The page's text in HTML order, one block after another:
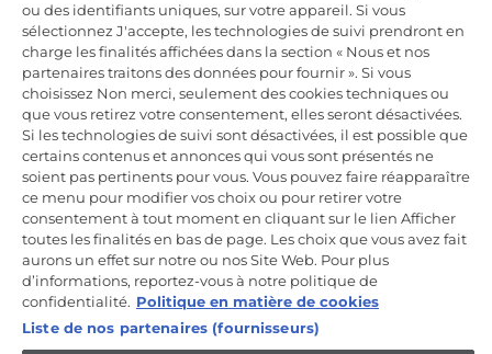
CANDY HOOVER GROUP S.r.I. - Associé unique - SIÈGE SOCIAL :
Via Comolli, 57 - 20861 Brugherio (MB) - Italie - SIÈGES
ADMINISTRATIFS : Via Privata Eden Fumagalli snc - 20861
Brugherio (MB) et Via Trento n. 20/A-22 - 20871 Vimercate (MB) -
Italie - Tél. : +39.039.2086.1 - Fax : +39.039.2086.237 - Capital social
35 000 000,00 € iv - Cod. Code fiscal et numéro d'inscription au
registre du commerce de Milan-Monza-Brianza-Lodi 04666310158 -
Numéro de TVA 00786860965 - Numéro REA : MB-1033934 -
Autorisation IT AEOF 211870 - Société soumise aux activités de
gestion et de coordination de Candy S.p.A.
FR / Français
ou des identifiants uniques, sur votre appareil. Si vous
sélectionnez J'accepte, les technologies de suivi prendront en
charge les finalités affichées dans la section « Nous et nos
partenaires traitons des données pour fournir ». Si vous
choisissez Non merci, seulement des cookies techniques ou
que vous retirez votre consentement, elles seront désactivées.
Si les technologies de suivi sont désactivées, il est possible que
certains contenus et annonces qui vous sont présentés ne
soient pas pertinents pour vous. Vous pouvez faire réapparaître
ce menu pour modifier vos choix ou pour retirer votre
consentement à tout moment en cliquant sur le lien Afficher
toutes les finalités en bas de page. Les choix que vous avez fait
aurons un effet sur notre ou nos Site Web. Pour plus
d’informations, reportez-vous à notre politique de
confidentialité. Politique en matière de cookies
Liste de nos partenaires (fournisseurs)